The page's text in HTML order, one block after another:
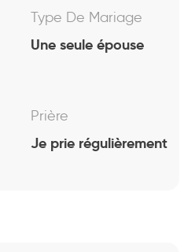
Type De Mariage
Une seule épouse
Prière
Je prie régulièrement